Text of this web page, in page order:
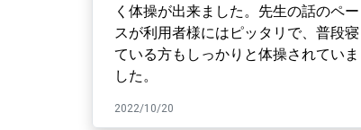
く体操が出来ました。先生の話のペー
スが利用者様にはピッタリで、普段寝
ている方もしっかりと体操されていま
した。
2022/10/20